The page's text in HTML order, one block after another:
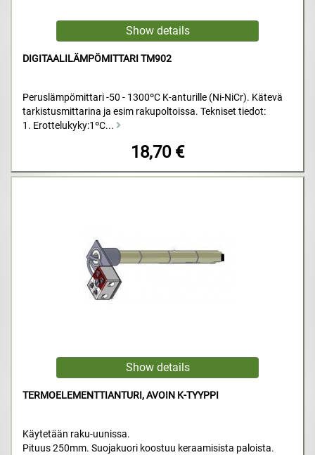
DIGITAALILÄMPÖMITTARI TM902
Peruslämpömittari -50 - 1300ºC K-anturille (Ni-NiCr). Kätevä
tarkistusmittarina ja esim rakupoltoissa. Tekniset tiedot:
1. Erottelukyky:1ºC...
18,70 €
TERMOELEMENTTIANTURI, AVOIN K-TYYPPI
Käytetään raku-uunissa.
Pituus 250mm. Suojakuori koostuu keraamisista paloista.